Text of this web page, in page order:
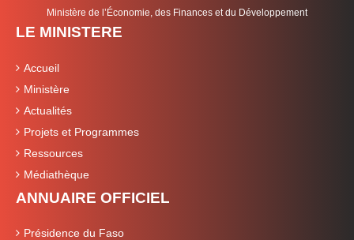
Ministère de l’Économie, des Finances et du Développement
LE MINISTERE
Accueil
Ministère
Actualités
Projets et Programmes
Ressources
Médiathèque
ANNUAIRE OFFICIEL
Présidence du Faso